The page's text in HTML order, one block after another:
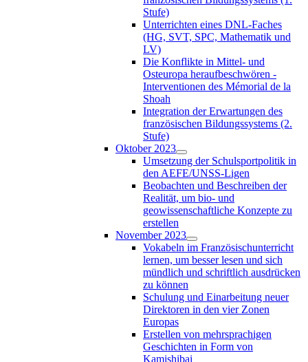
Stufe)
Unterrichten eines DNL-Faches
(HG, SVT, SPC, Mathematik und
LV)
Die Konflikte in Mittel- und
Osteuropa heraufbeschwören -
Interventionen des Mémorial de la
Shoah
Integration der Erwartungen des
französischen Bildungssystems (2.
Stufe)
Oktober 2023
Umsetzung der Schulsportpolitik in
den AEFE/UNSS-Ligen
Beobachten und Beschreiben der
Realität, um bio- und
geowissenschaftliche Konzepte zu
erstellen
November 2023
Vokabeln im Französischunterricht
lernen, um besser lesen und sich
mündlich und schriftlich ausdrücken
zu können
Schulung und Einarbeitung neuer
Direktoren in den vier Zonen
Europas
Erstellen von mehrsprachigen
Geschichten in Form von
Kamishibai